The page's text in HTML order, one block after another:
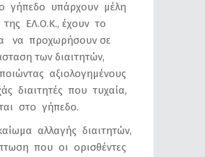
γήπεδο υπάρχουν μέλη
ΕΛ.Ο.Κ., έχουν το
να προχωρήσουν σε
των διαιτητών,
αξιολογημένους
διαιτητές που τυχαία,
στο γήπεδο.
αλλαγής διαιτητών,
που οι ορισθέντες